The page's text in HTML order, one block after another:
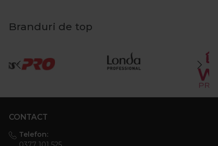
Branduri de top
CONTACT
Telefon: